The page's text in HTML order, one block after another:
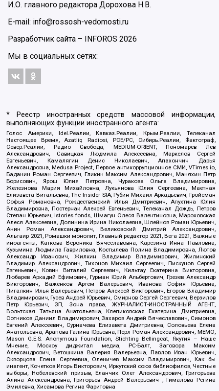
И.О. главного редактора Дорохова Н.В.
E-mail: info@rossosh-vedomosti.ru
Разработчик сайта – INFOROS 2026
Мы в социальных сетях:
* Реестр иностранных средств массовой информации,
выполняющих функции иностранного агента:
Голос Америки, Idel.Реалии, Кавказ.Реалии, Крым.Реалии, Телеканал
Настоящее Время, Azatliq Radiosi, PCE/PC, Сибирь.Реалии, Фактограф,
Север.Реалии, Радио Свобода, MEDIUM-ORIENT, Пономарев Лев
Александрович, Савицкая Людмила Алексеевна, Маркелов Сергей
Евгеньевич, Камалягин Денис Николаевич, Апахончич Дарья
Александровна, Medusa Project, Первое антикоррупционное СМИ, VTimes.io,
Баданин Роман Сергеевич, Гликин Максим Александрович, Маняхин Петр
Борисович, Ярош Юлия Петровна, Чуракова Ольга Владимировна,
Железнова Мария Михайловна, Лукьянова Юлия Сергеевна, Маетная
Елизавета Витальевна, The Insider SIA, Рубин Михаил Аркадьевич, Гройсман
Софья Романовна, Рождественский Илья Дмитриевич, Апухтина Юлия
Владимировна, Постернак Алексей Евгеньевич, Телеканал Дождь, Петров
Степан Юрьевич, Istories fonds, Шмагун Олеся Валентиновна, Мароховская
Алеся Алексеевна, Долинина Ирина Николаевна, Шлейнов Роман Юрьевич,
Анин Роман Александрович, Великовский Дмитрий Александрович,
Альтаир 2021, Ромашки монолит, Главный редактор 2021, Вега 2021, Важные
иноагенты, Каткова Вероника Вячеславовна, Карезина Инна Павловна,
Кузьмина Людмила Гавриловна, Костылева Полина Владимировна, Лютов
Александр Иванович, Жилкин Владимир Владимирович, Жилинский
Владимир Александрович, Тихонов Михаил Сергеевич, Пискунов Сергей
Евгеньевич, Ковин Виталий Сергеевич, Кильтау Екатерина Викторовна,
Любарев Аркадий Ефимович, Гурман Юрий Альбертович, Грезев Александр
Викторович, Важенков Артем Валерьевич, Иванова София Юрьевна,
Пигалкин Илья Валерьевич, Петров Алексей Викторович, Егоров Владимир
Владимирович, Гусев Андрей Юрьевич, Смирнов Сергей Сергеевич, Верзилов
Петр Юрьевич, ЗП, Зона права, ЖУРНАЛИСТ-ИНОСТРАННЫЙ АГЕНТ,
Вольтская Татьяна Анатольевна, Клепиковская Екатерина Дмитриевна,
Сотников Даниил Владимирович, Захаров Андрей Вячеславович, Симонов
Евгений Алексеевич, Сурначева Елизавета Дмитриевна, Соловьева Елена
Анатольевна, Арапова Галина Юрьевна, Перл Роман Александрович, МЕМО,
Mason G.E.S. Anonymous Foundation, Stichting Bellingcat, Якутия – Наше
Мнение, Москоу диджитал медиа, РС-Балт, Заговора Максим
Александрович, Ветошкина Валерия Валерьевна, Павлов Иван Юрьевич,
Скворцова Елена Сергеевна, Оленичев Максим Владимирович, Как бы
инагент, Кочетков Игорь Викторович, Иркутский союз библиофилов, Честные
выборы, Нобелевский призыв, Еланчик Олег Александрович, Григорьева
Алина Александровна, Григорьев Андрей Валерьевич , Гималова Регина
Эмилевна, Хисамова Регина Фаритовна